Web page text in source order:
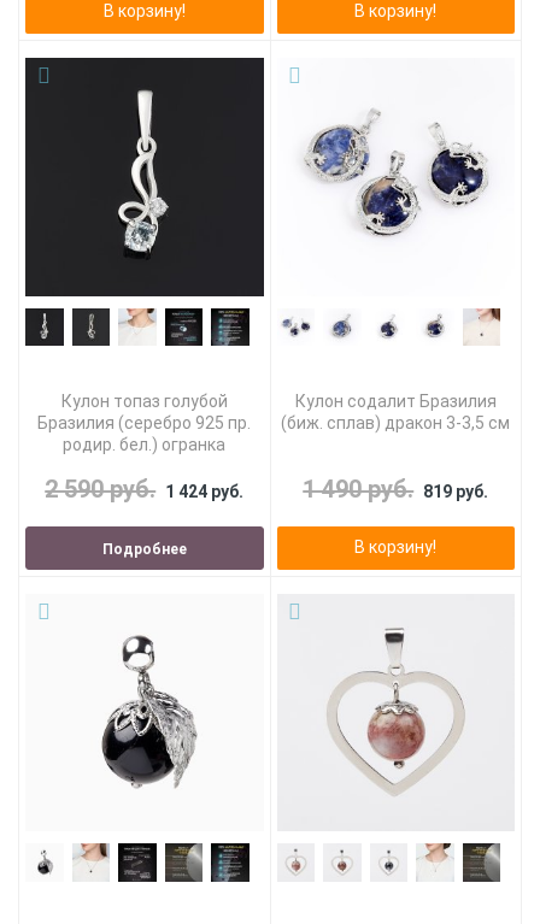
В корзину! В корзину!
Кулон топаз голубой
Бразилия (серебро 925 пр.
родир. бел.) огранка
2 590 руб. 1 424 руб.
Подробнее
Кулон содалит Бразилия
(биж. сплав) дракон 3-3,5 см
1 490 руб. 819 руб.
В корзину!